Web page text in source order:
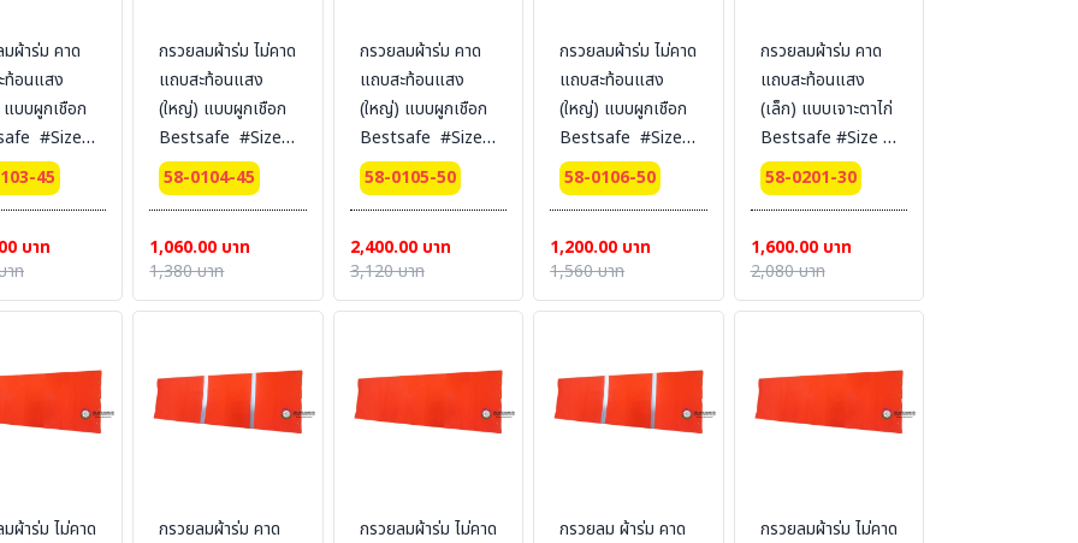
าร่ม คาด
ท้อนแสง
บบผูกเชือก
#Size :
x 1.8 m.
45
บาท
าท
กรวยลมผ้าร่ม ไม่คาด
แถบสะท้อนแสง
(ใหญ่) แบบผูกเชือก
Bestsafe #Size :
45 cm. x 1.8 m.
58-0104-45
1,060.00 บาท
1,380 บาท
กรวยลมผ้าร่ม คาด
แถบสะท้อนแสง
(ใหญ่) แบบผูกเชือก
Bestsafe #Size :
50 cm.x2 m.
58-0105-50
2,400.00 บาท
3,120 บาท
กรวยลมผ้าร่ม ไม่คาด
แถบสะท้อนแสง
(ใหญ่) แบบผูกเชือก
Bestsafe #Size :
50 cm.x2 m.
58-0106-50
1,200.00 บาท
1,560 บาท
กรวยลมผ้าร่ม คาด
แถบสะท้อนแสง
(เล็ก) แบบเจาะตาไก่
Bestsafe #Size :
30 cm.x1.5 m.
58-0201-30
1,600.00 บาท
2,080 บาท
ผ้าร่ม ไม่คาด
กรวยลมผ้าร่ม คาด
กรวยลมผ้าร่ม ไม่คาด
กรวยลม ผ้าร่ม คาด
กรวยลมผ้าร่ม ไม่คาด